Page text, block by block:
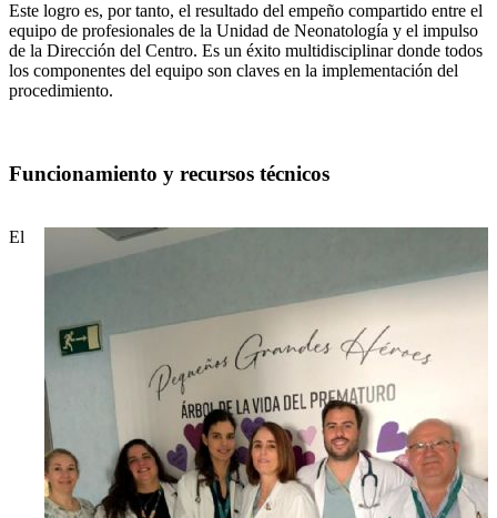
Este logro es, por tanto, el resultado del empeño compartido entre el
equipo de profesionales de la Unidad de Neonatología y el impulso
de la Dirección del Centro. Es un éxito multidisciplinar donde todos
los componentes del equipo son claves en la implementación del
procedimiento.
Funcionamiento y recursos técnicos
El